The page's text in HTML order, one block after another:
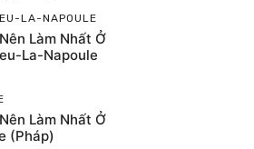
LA-NAPOULE
Làm Nhất Ở
La-Napoule
Làm Nhất Ở
(Pháp)